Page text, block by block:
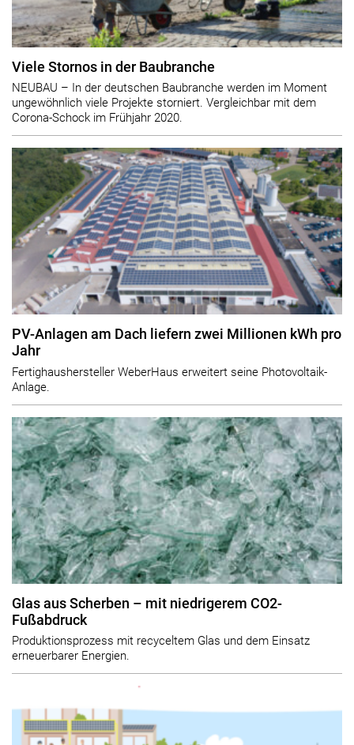
Viele Stornos in der Baubranche
NEUBAU – In der deutschen Baubranche werden im Moment
ungewöhnlich viele Projekte storniert. Vergleichbar mit dem
Corona-Schock im Frühjahr 2020.
PV-Anlagen am Dach liefern zwei Millionen kWh pro
Jahr
Fertighaushersteller WeberHaus erweitert seine Photovoltaik-
Anlage.
Glas aus Scherben – mit niedrigerem CO2-
Fußabdruck
Produktionsprozess mit recyceltem Glas und dem Einsatz
erneuerbarer Energien.